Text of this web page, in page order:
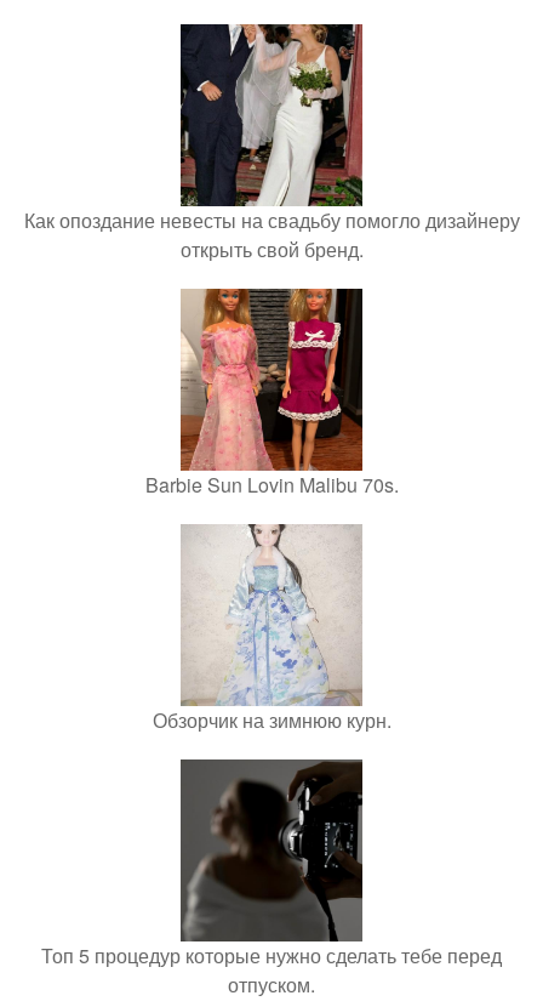
Как опоздание невесты на свадьбу помогло дизайнеру
открыть свой бренд.
Barbie Sun Lovin Malibu 70s.
Обзорчик на зимнюю курн.
Топ 5 процедур которые нужно сделать тебе перед
отпуском.